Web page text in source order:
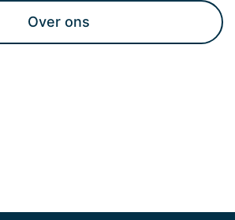
Over ons